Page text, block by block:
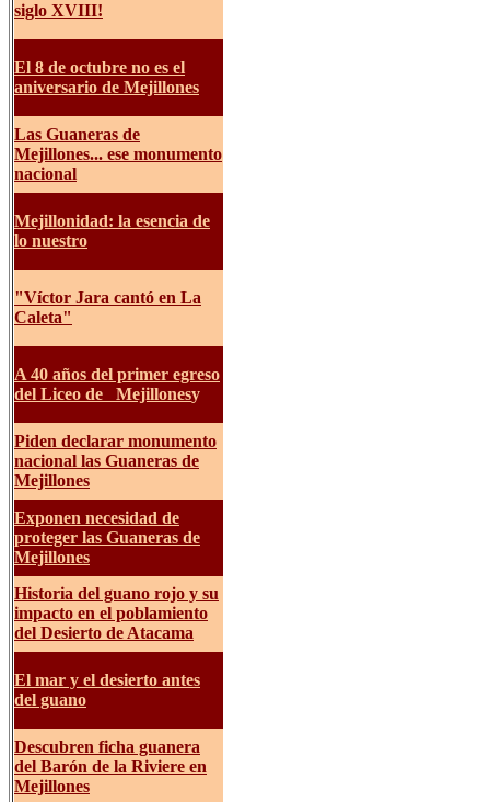
siglo XVIII!
El 8 de octubre no es el
aniversario de Mejillones
Las Guaneras de
Mejillones... ese monumento
nacional
Mejillonidad: la esencia de
lo nuestro
"Víctor Jara cantó en La
Caleta"
A 40 años del primer egreso
del Liceo de Mejillonesy
Piden declarar monumento
nacional las Guaneras de
Mejillones
Exponen necesidad de
proteger las Guaneras de
Mejillones
Historia del guano rojo y su
impacto en el poblamiento
del Desierto de Atacama
El mar y el desierto antes
del guano
Descubren ficha guanera
del Barón de la Riviere en
Mejillones